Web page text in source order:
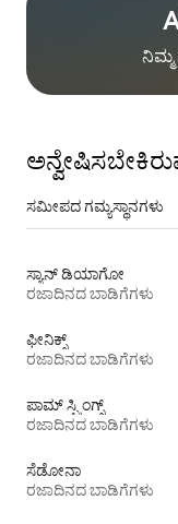
ನಿಮ್ಮ
ಸಮೀಪದ ಗಮ್ಯಸ್ಥಾನಗಳು
ಸ್ಯಾನ್ ಡಿಯಾಗೋ
ರಜಾದಿನದ ಬಾಡಿಗೆಗಳು
ಫೀನಿಕ್ಸ್
ರಜಾದಿನದ ಬಾಡಿಗೆಗಳು
ಪಾಮ್ ಸ್ಪ್ರಿಂಗ್ಸ್
ರಜಾದಿನದ ಬಾಡಿಗೆಗಳು
ಸೆಡೋನಾ
ರಜಾದಿನದ ಬಾಡಿಗೆಗಳು